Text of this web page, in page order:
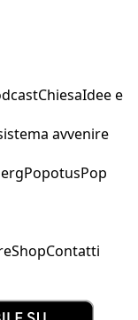
ChiesaIdee e
avvenire
PopotusPop
ShopContatti